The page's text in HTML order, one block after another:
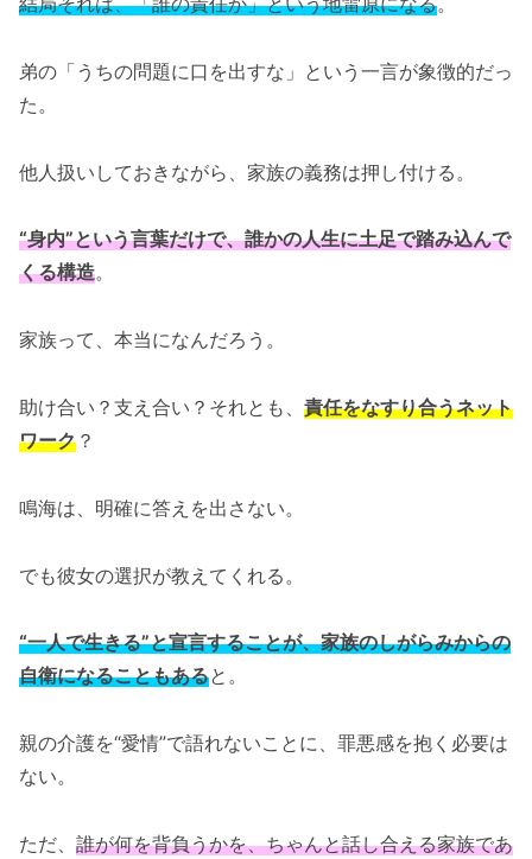
弟の「うちの問題に口を出すな」という一言が象徴的だっ
た。
他人扱いしておきながら、家族の義務は押し付ける。
“身内”という言葉だけで、誰かの人生に土足で踏み込んで
くる構造。
家族って、本当になんだろう。
助け合い？支え合い？それとも、 責任をなすり合うネット
ワーク ？
鳴海は、明確に答えを出さない。
でも彼女の選択が教えてくれる。
“一人で生きる”と宣言することが、家族のしがらみからの
自衛になることもあると。
親の介護を“愛情”で語れないことに、罪悪感を抱く必要は
ない。
ただ、 誰が何を背負うかを、ちゃんと話し合える家族であ